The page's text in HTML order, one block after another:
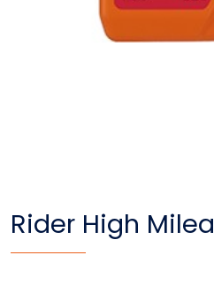
Rider High